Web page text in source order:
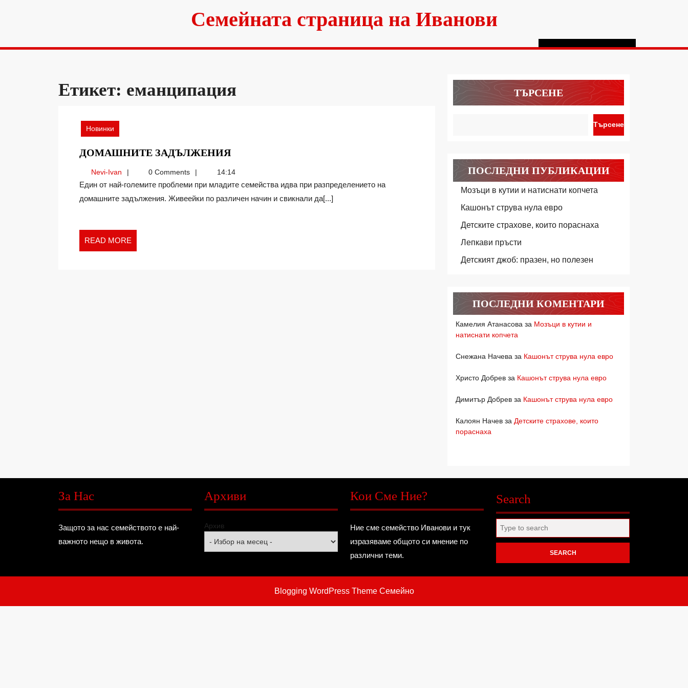
Семейната страница на Иванови
Етикет: еманципация
Новинки
ДОМАШНИТЕ ЗАДЪЛЖЕНИЯДОМАШНИТЕ
Nevi-IvanNevi-
Ivan
0 Comments 14:14
Един от най-големите проблеми при младите семейства идва при разпределението на
домашните задължения. Живеейки по различен начин и свикнали да[...]
READ MORE
MORE
ТЪРСЕНЕ
Търсене
ПОСЛЕДНИ ПУБЛИКАЦИИ
Мозъци в кутии и натиснати копчета
Кашонът струва нула евро
Детските страхове, които пораснаха
Лепкави пръсти
Детският джоб: празен, но полезен
ПОСЛЕДНИ КОМЕНТАРИ
Камелия Атанасова за Мозъци в кутии и
натиснати копчета
Снежана Начева за Кашонът струва нула евро
Христо Добрев за Кашонът струва нула евро
Димитър Добрев за Кашонът струва нула евро
Калоян Начев за Детските страхове, които
пораснаха
За Нас
Защото за нас семейството е най-
важното нещо в живота.
Архиви
Архив
Кои Сме Ние?
Ние сме семейство Иванови и тук
изразяваме общото си мнение по
различни теми.
Search
for:
Blogging WordPress ThemeСемейно